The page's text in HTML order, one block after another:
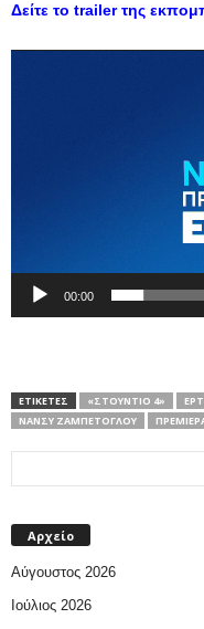
Δείτε το trailer της
00:00
ΕΤΙΚΕΤΕΣ «ΣΤΟΎΝΤΙΟ 4»
ΝΆΝΣΥ ΖΑΜΠΈΤΟΓΛΟΥ
Αρχείο
Αύγουστος 2026
Ιούλιος 2026